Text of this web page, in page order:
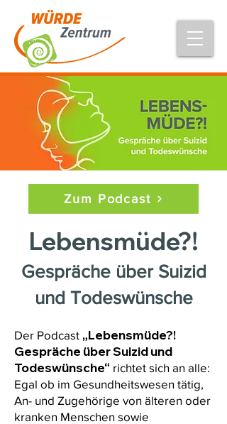
Zum Podcast
Lebensmüde?!
Gespräche über Suizid
und Todeswünsche
Der Podcast „Lebensmüde?!
Gespräche über Suizid und
Todeswünsche“ richtet sich an alle:
Egal ob im Gesundheitswesen tätig,
An- und Zugehörige von älteren oder
kranken Menschen sowie